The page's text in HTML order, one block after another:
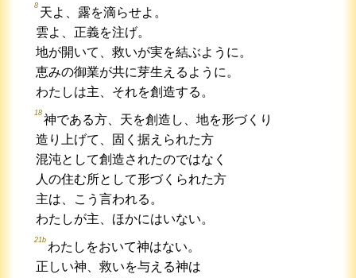
8
天よ、露を滴らせよ。
雲よ、正義を注げ。
地が開いて、救いが実を結ぶように。
恵みの御業が共に芽生えるように。
わたしは主、それを創造する。
18
神である方、天を創造し、地を形づくり
造り上げて、固く据えられた方
混沌として創造されたのではなく
人の住む所として形づくられた方
主は、こう言われる。
わたしが主、ほかにはいない。
21b
わたしをおいて神はない。
正しい神、救いを与える神は